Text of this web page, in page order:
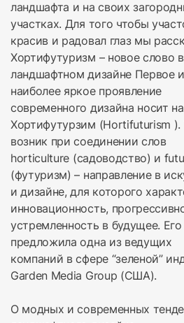
ландшафта и на своих
участках. Для того чтобы
красив и радовал глаз мы
Хортифутуризм – новое слово в
ландшафтном дизайне Первое и
наиболее яркое проявление
современного дизайна носит
Хортифутурзим (Hortifuturism ).
возник при соединении слов
horticulture (садоводство) и
(футуризм) – направление в
и дизайне, для которого
инновационность,
устремленность в будущее. Его
предложила одна из ведущих
компаний в сфере “зеленой”
Garden Media Group (США).
О модных и современных